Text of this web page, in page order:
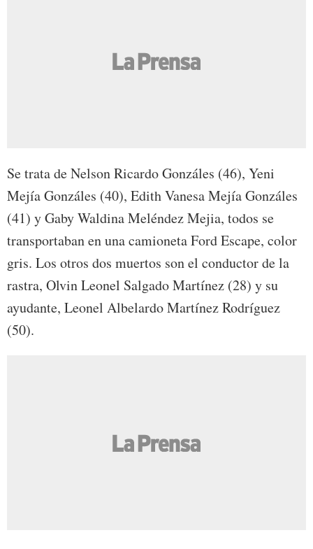
Se trata de Nelson Ricardo Gonzáles (46), Yeni
Mejía Gonzáles (40), Edith Vanesa Mejía Gonzáles
(41) y Gaby Waldina Meléndez Mejia, todos se
transportaban en una camioneta Ford Escape, color
gris. Los otros dos muertos son el conductor de la
rastra, Olvin Leonel Salgado Martínez (28) y su
ayudante, Leonel Albelardo Martínez Rodríguez
(50).